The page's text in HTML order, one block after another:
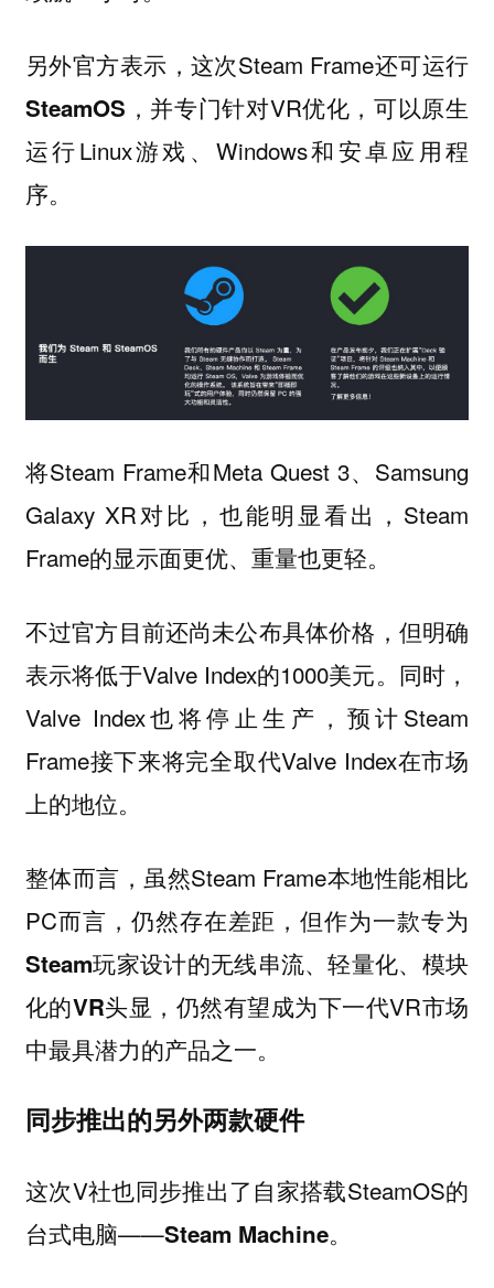
另外官方表示，这次Steam Frame还可运行
SteamOS ，并专门针对VR优化，可以原生
运行Linux游戏、Windows和安卓应用程
序。
将Steam Frame和Meta Quest 3、Samsung
Galaxy XR对比，也能明显看出，Steam
Frame的显示面更优、重量也更轻。
不过官方目前还尚未公布具体价格，但明确
表示将低于Valve Index的1000美元。同时，
Valve Index也将停止生产，预计Steam
Frame接下来将完全取代Valve Index在市场
上的地位。
整体而言，虽然Steam Frame本地性能相比
PC而言，仍然存在差距，但作为一款专为
Steam玩家设计的无线串流、轻量化、模块
化的VR头显 ，仍然有望成为下一代VR市场
中最具潜力的产品之一。
同步推出的另外两款硬件
这次V社也同步推出了自家搭载SteamOS的
台式电脑——Steam Machine。